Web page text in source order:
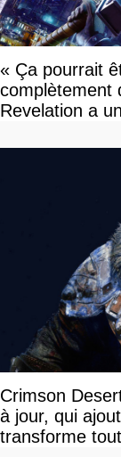
« Ça pourrait
complètement
Revelation a
Crimson
à jour, qui
transforme